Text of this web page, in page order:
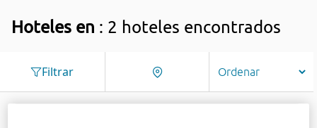
Hoteles en : 2 hoteles encontrados
Filtrar